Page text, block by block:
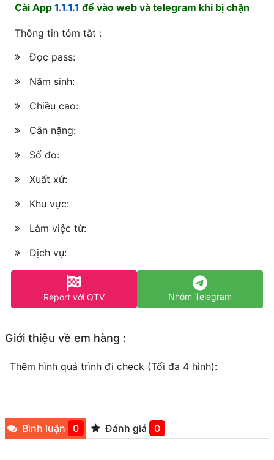
Cài App 1.1.1.1 để vào web và telegram khi bị chặn
Thông tin tóm tắt :
Đọc pass:
Năm sinh:
Chiều cao:
Cân nặng:
Số đo:
Xuất xứ:
Khu vực:
Làm việc từ:
Dịch vụ:
Report với QTV Nhóm Telegram
Giới thiệu về em hàng :
Thêm hình quá trình đi check (Tối đa 4 hình):
Bình luận 0 Đánh giá 0